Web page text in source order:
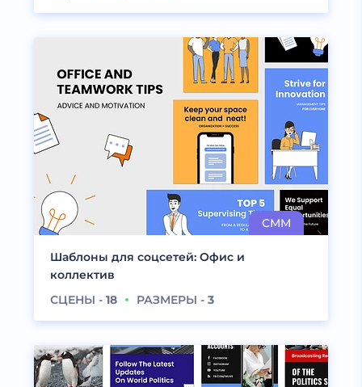
Шаблоны для соцсетей: Офис и
коллектив
СЦЕНЫ - 18 РАЗМЕРЫ - 3